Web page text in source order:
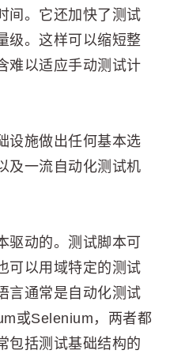
间。它还加快了测试
级。这样可以缩短整
难以适应手动测试计
设施做出任何基本选
及一流自动化测试机
驱动的。测试脚本可
可以用域特定的测试
言通常是自动化测试
或Selenium，两者都
包括测试基础结构的